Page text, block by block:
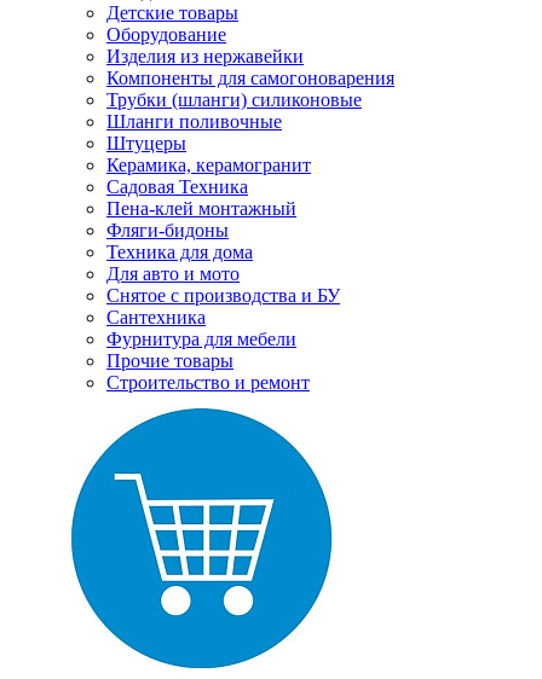
Детские товары
Оборудование
Изделия из нержавейки
Компоненты для самогоноварения
Трубки (шланги) силиконовые
Шланги поливочные
Штуцеры
Керамика, керамогранит
Садовая Техника
Пена-клей монтажный
Фляги-бидоны
Техника для дома
Для авто и мото
Снятое с производства и БУ
Сантехника
Фурнитура для мебели
Прочие товары
Строительство и ремонт